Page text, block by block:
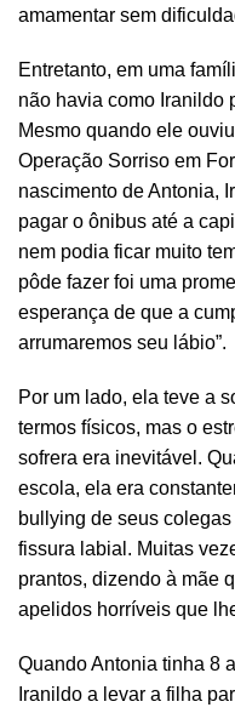
amamentar sem
Entretanto, em uma
não havia como Iranildo
Mesmo quando ele
Operação Sorriso em
nascimento de Antonia,
pagar o ônibus até a
nem podia ficar muito
pôde fazer foi uma
esperança de que a
arrumaremos seu lábio”.
Por um lado, ela teve a
termos físicos, mas o
sofrera era inevitável.
escola, ela era
bullying de seus
fissura labial. Muitas
prantos, dizendo à mãe
apelidos horríveis que
Quando Antonia tinha 8
Iranildo a levar a filha